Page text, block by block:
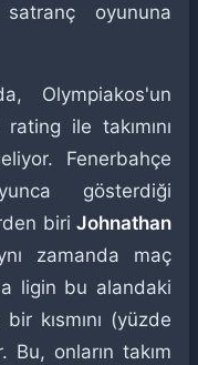
oyununa
Olympiakos'un
ile takımını
Fenerbahçe
gösterdiği
biri Johnathan
zamanda maç
ligin bu alandaki
kısmını (yüzde
onların takım